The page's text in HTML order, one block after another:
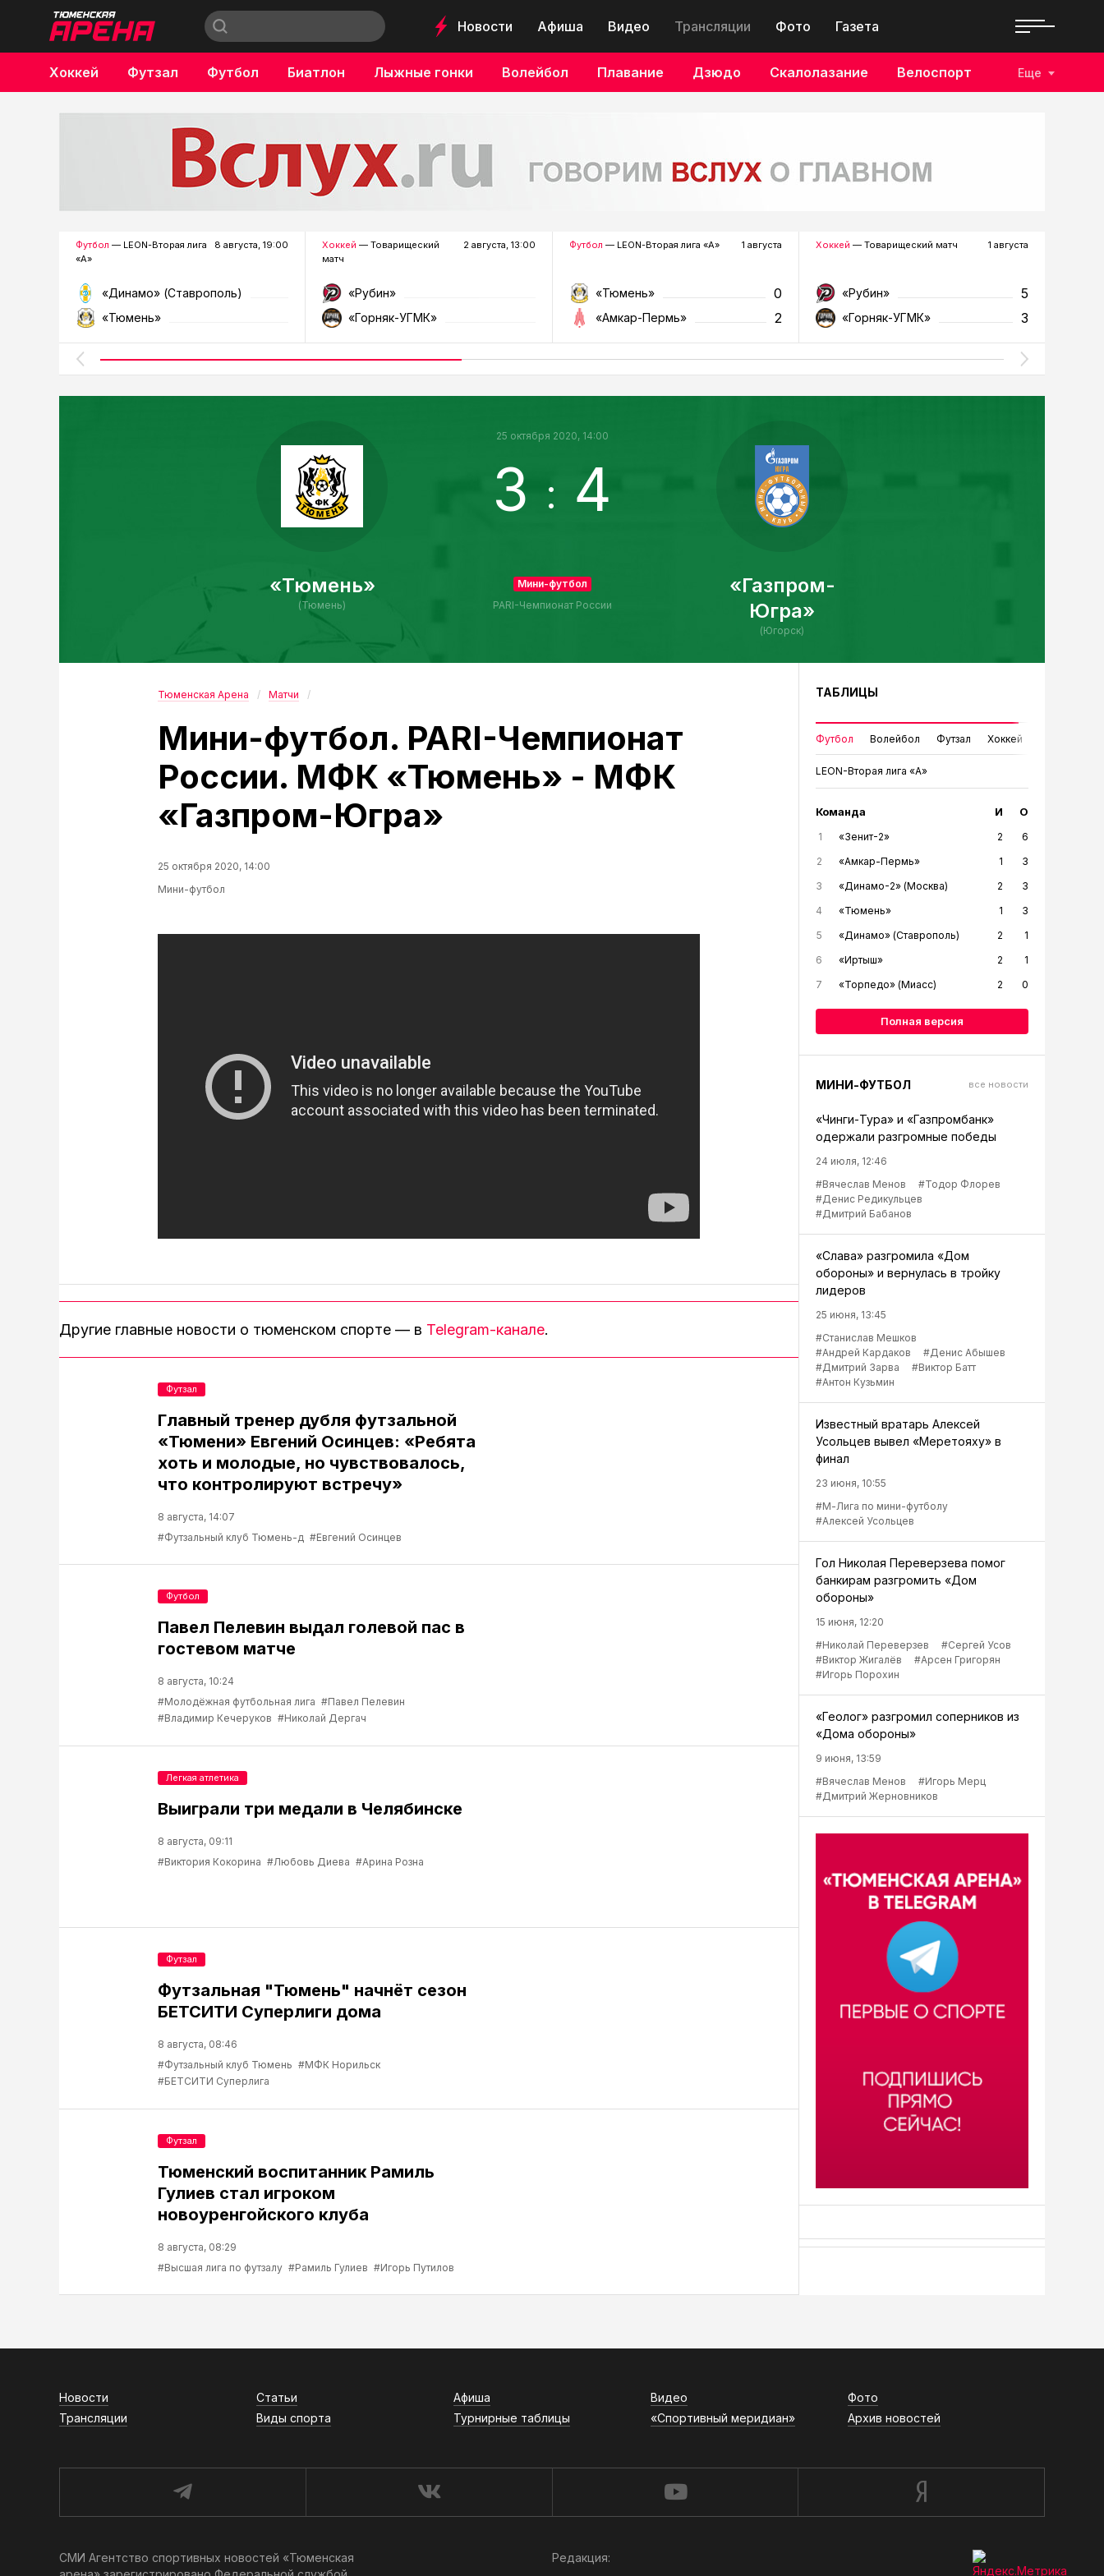
Новости Афиша Видео Трансляции Фото Газета
Хоккей Футзал Футбол Биатлон Лыжные гонки Волейбол Плавание Дзюдо Скалолазание Велоспорт
Бокс
Еще
Футбол — LEON-Вторая лига
«А»
8 августа, 19:00
«Динамо» (Ставрополь)
«Тюмень»
Хоккей — Товарищеский
матч
2 августа, 13:00
«Рубин»
«Горняк-УГМК»
Футбол — LEON-Вторая лига «А» 1 августа
«Тюмень» 0
«Амкар-Пермь» 2
Хоккей — Товарищеский матч 1 августа
«Рубин» 5
«Горняк-УГМК» 3
«Тюмень»
(Тюмень)
25 октября 2020, 14:00
3 : 4
Мини-футбол
PARI-Чемпионат России
«Газпром-
Югра»
(Югорск)
Тюменская Арена Матчи
Мини-футбол. PARI-Чемпионат
России. МФК «Тюмень» - МФК
«Газпром-Югра»
25 октября 2020, 14:00
Мини-футбол
Другие главные новости о тюменском спорте — в Telegram-канале.
Главный тренер дубля футзальной
«Тюмени» Евгений Осинцев: «Ребята
хоть и молодые, но чувствовалось,
что контролируют встречу»
8 августа, 14:07
#Футзальный клуб Тюмень-д #Евгений Осинцев
Футзал
Павел Пелевин выдал голевой пас в
гостевом матче
8 августа, 10:24
#Молодёжная футбольная лига #Павел Пелевин
#Владимир Кечеруков #Николай Дергач
Футбол
Выиграли три медали в Челябинске
8 августа, 09:11
#Виктория Кокорина #Любовь Диева #Арина Розна
Легкая атлетика
Футзальная "Тюмень" начнёт сезон
БЕТСИТИ Суперлиги дома
8 августа, 08:46
#Футзальный клуб Тюмень #МФК Норильск
#БЕТСИТИ Суперлига
Футзал
Тюменский воспитанник Рамиль
Гулиев стал игроком
новоуренгойского клуба
8 августа, 08:29
#Высшая лига по футзалу #Рамиль Гулиев #Игорь Путилов
Футзал
ТАБЛИЦЫ
Футбол Волейбол Футзал Хоккей
LEON-Вторая лига «А»
Команда И О
1 «Зенит-2» 2
6
2
«Амкар-Пермь» 1
3
3
«Динамо-2» (Москва) 2
3
4
«Тюмень» 1
3
5
«Динамо» (Ставрополь) 2
1
6
«Иртыш» 2
1
7
«Торпедо» (Миасс) 2 0
Полная версия
МИНИ-ФУТБОЛ все новости
«Чинги-Тура» и «Газпромбанк»
одержали разгромные победы
24 июля, 12:46
#Вячеслав Менов
#Тодор Флорев
#Денис Редикульцев
#Дмитрий Бабанов
«Слава» разгромила «Дом
обороны» и вернулась в тройку
лидеров
25 июня, 13:45
#Станислав Мешков
#Андрей Кардаков
#Денис Абышев
#Дмитрий Зарва
#Виктор Батт
#Антон Кузьмин
Известный вратарь Алексей
Усольцев вывел «Меретояху» в
финал
23 июня, 10:55
#М-Лига по мини-футболу
#Алексей Усольцев
Гол Николая Переверзева помог
банкирам разгромить «Дом
обороны»
15 июня, 12:20
#Николай Переверзев
#Сергей Усов
#Виктор Жигалёв
#Арсен Григорян
#Игорь Порохин
«Геолог» разгромил соперников из
«Дома обороны»
9 июня, 13:59
#Вячеслав Менов
#Игорь Мерц
#Дмитрий Жерновников
Новости Статьи Афиша Видео
Фото
Трансляции
Виды спорта Турнирные таблицы «Спортивный меридиан» Архив новостей
СМИ Агентство спортивных новостей «Тюменская
Редакция: